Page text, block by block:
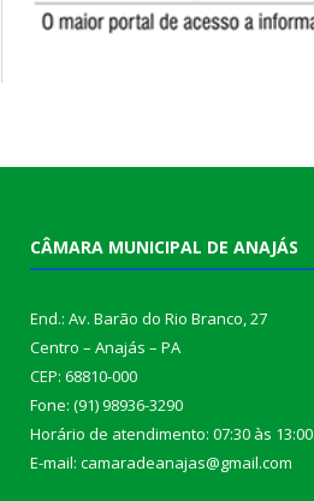
CÂMARA MUNICIPAL DE ANAJÁS
End.: Av. Barão do Rio Branco, 27
Centro – Anajás – PA
CEP: 68810-000
Fone: (91) 98936-3290
Horário de atendimento: 07:30 às 13:00
E-mail: camaradeanajas@gmail.com